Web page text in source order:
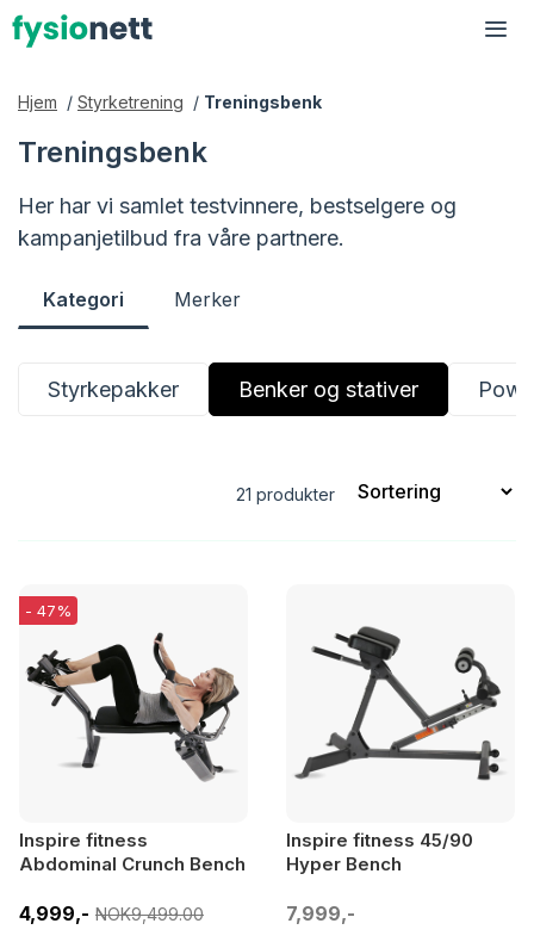
Hopp
til
Hjem / Styrketrening / Treningsbenk
Treningsbenk
Her har vi samlet testvinnere, bestselgere og
kampanjetilbud fra våre partnere.
Kategori Merker
Styrkepakker Benker og stativer
21 produkter
- 47%
Inspire fitness
Abdominal Crunch Bench
4,999,- NOK9,499.00
Inspire fitness 45/90
Hyper Bench
7,999,-